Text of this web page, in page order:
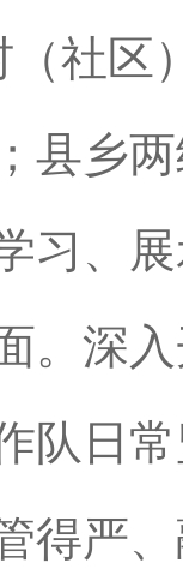
（社区
县乡
习、
。深
队日
得严